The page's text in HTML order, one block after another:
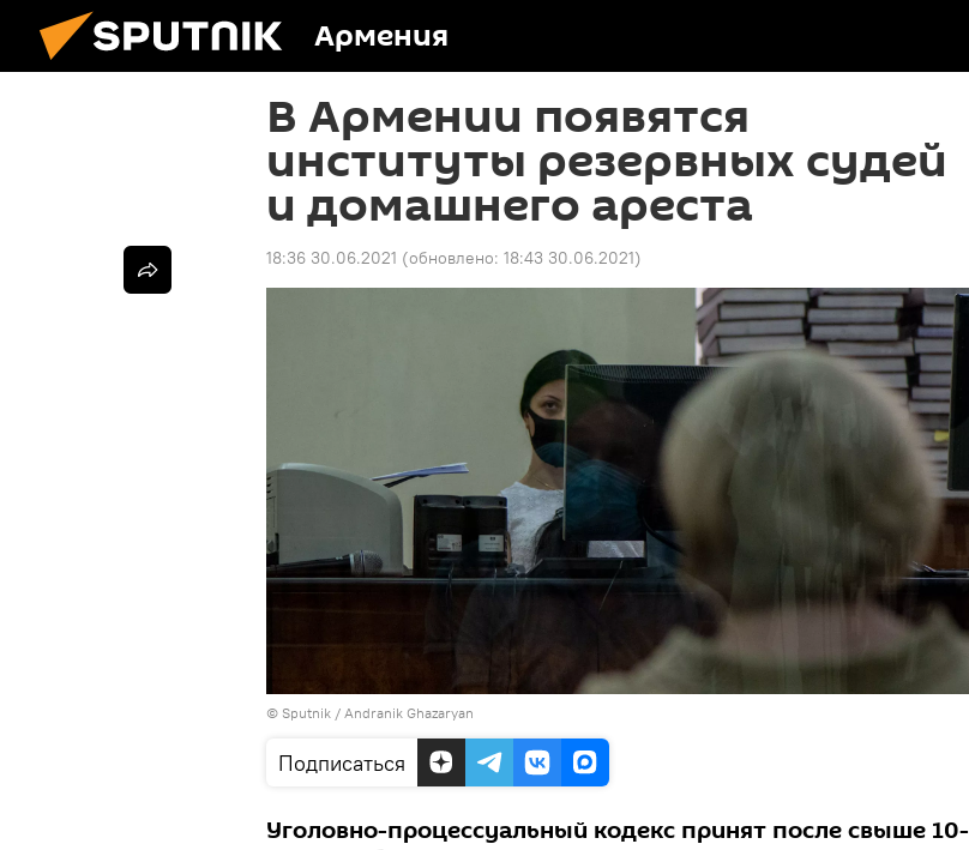
Армения
В Армении появятся
институты резервных судей
и домашнего ареста
18:36 30.06.2021 (обновлено: 18:43 30.06.2021)
© Sputnik / Andranik Ghazaryan
Подписаться
Уголовно-процессуальный кодекс принят после свыше 10-